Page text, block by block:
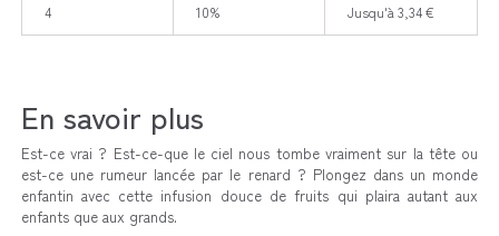
4 10% Jusqu'à 3,34 €
En savoir plus
Est-ce vrai ? Est-ce-que le ciel nous tombe vraiment sur la tête ou
est-ce une rumeur lancée par le renard ? Plongez dans un monde
enfantin avec cette infusion douce de fruits qui plaira autant aux
enfants que aux grands.